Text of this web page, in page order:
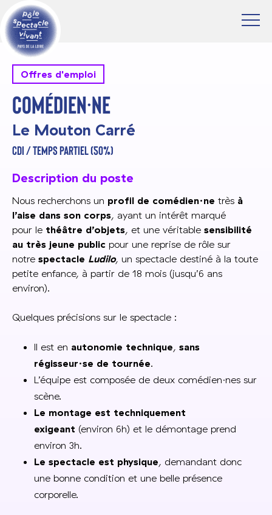
Offres d'emploi
Comédien·ne
Le Mouton Carré
CDI / TEMPS PARTIEL (50%)
Description du poste
Nous recherchons un profil de comédien·ne très à
l’aise dans son corps, ayant un intérêt marqué
pour le théâtre d’objets, et une véritable sensibilité
au très jeune public pour une reprise de rôle sur
notre spectacle Ludilo, un spectacle destiné à la toute
petite enfance, à partir de 18 mois (jusqu’6 ans
environ).
Quelques précisions sur le spectacle :
Il est en autonomie technique, sans
régisseur·se de tournée.
L’équipe est composée de deux comédien·nes sur
scène.
Le montage est techniquement
exigeant (environ 6h) et le démontage prend
environ 3h.
Le spectacle est physique, demandant donc
une bonne condition et une belle présence
corporelle.